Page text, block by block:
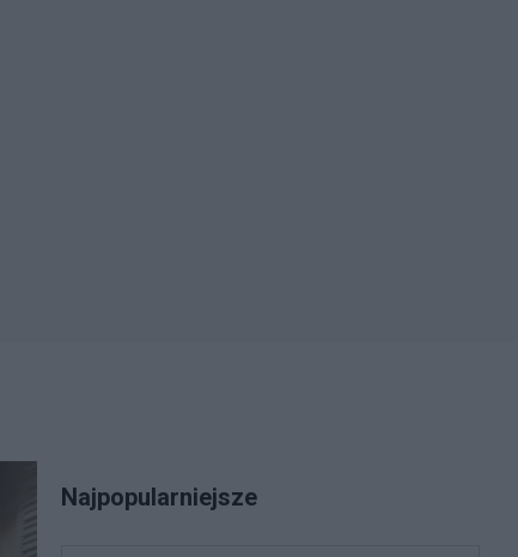
Najpopularniejsze